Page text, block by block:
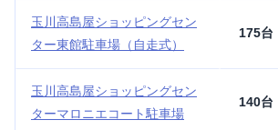
玉川高島屋ショッピングセン
ター東館駐車場（自走式）
175台
玉川高島屋ショッピングセン
ターマロニエコート駐車場
140台